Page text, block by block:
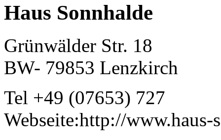
Haus Sonnhalde
Grünwälder Str. 18
BW- 79853 Lenzkirch
Tel +49 (07653) 727
Webseite:http://www.haus-